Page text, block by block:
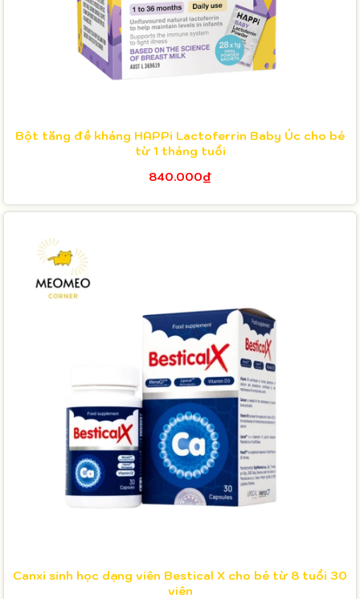
Bột tăng đề kháng HAPPi Lactoferrin Baby Úc cho bé
từ 1 tháng tuổi
840.000₫
Canxi sinh học dạng viên Bestical X cho bé từ 8 tuổi 30
viên